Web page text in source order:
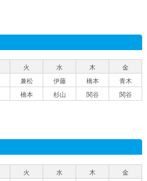
火 水 木
金
兼松 伊藤 橋本
青木
橋本 杉山 関谷 関谷
火 水 木
金